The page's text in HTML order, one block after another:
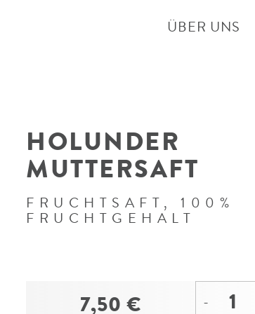
ÜBER UNS
HOLUNDER
MUTTERSAFT
FRUCHTSAFT, 100%
FRUCHTGEHALT
7,50 € -